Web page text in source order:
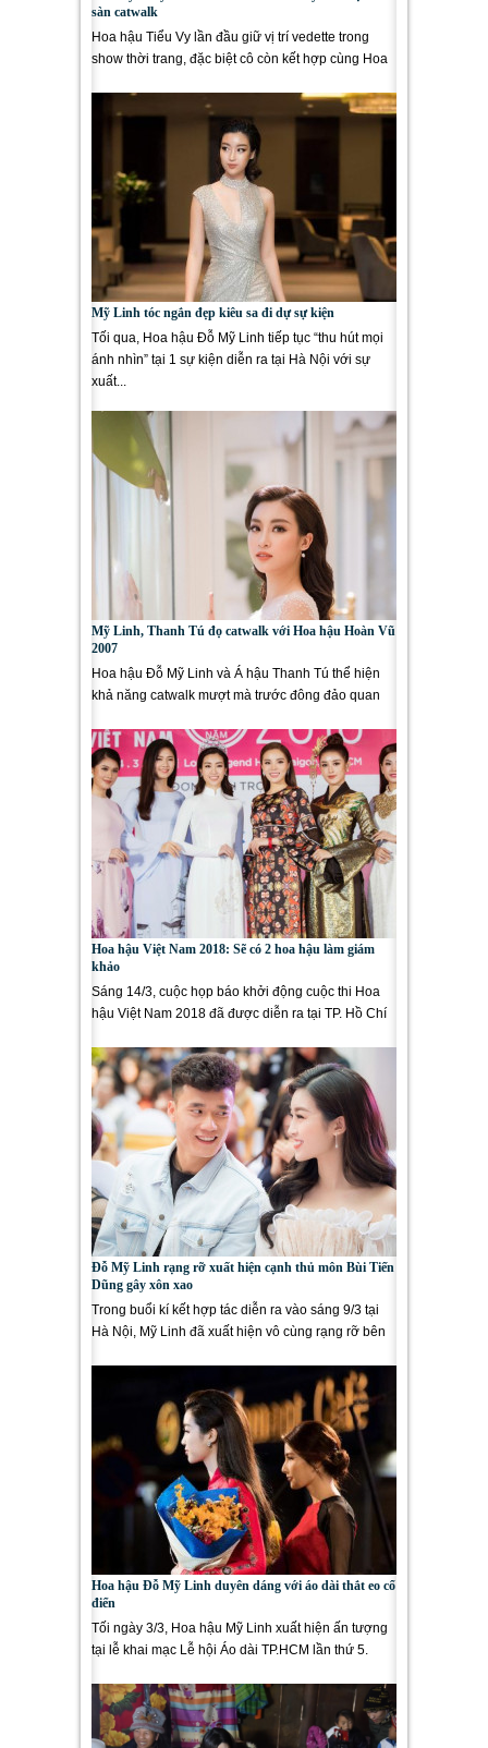
sàn catwalk
Hoa hậu Tiểu Vy lần đầu giữ vị trí vedette trong
show thời trang, đặc biệt cô còn kết hợp cùng Hoa
Mỹ Linh tóc ngắn đẹp kiêu sa đi dự sự kiện
Tối qua, Hoa hậu Đỗ Mỹ Linh tiếp tục “thu hút mọi
ánh nhìn” tại 1 sự kiện diễn ra tại Hà Nội với sự
xuất...
Mỹ Linh, Thanh Tú đọ catwalk với Hoa hậu Hoàn Vũ
2007
Hoa hậu Đỗ Mỹ Linh và Á hậu Thanh Tú thể hiện
khả năng catwalk mượt mà trước đông đảo quan
Hoa hậu Việt Nam 2018: Sẽ có 2 hoa hậu làm giám
khảo
Sáng 14/3, cuộc họp báo khởi động cuộc thi Hoa
hậu Việt Nam 2018 đã được diễn ra tại TP. Hồ Chí
Đỗ Mỹ Linh rạng rỡ xuất hiện cạnh thủ môn Bùi Tiến
Dũng gây xôn xao
Trong buổi kí kết hợp tác diễn ra vào sáng 9/3 tại
Hà Nội, Mỹ Linh đã xuất hiện vô cùng rạng rỡ bên
Hoa hậu Đỗ Mỹ Linh duyên dáng với áo dài thắt eo cổ
điển
Tối ngày 3/3, Hoa hậu Mỹ Linh xuất hiện ấn tượng
tại lễ khai mạc Lễ hội Áo dài TP.HCM lần thứ 5.